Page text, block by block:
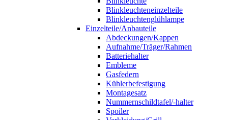
Blinkleuchteneinzelteile
Blinkleuchtenglühlampe
Einzelteile/Anbauteile
Abdeckungen/Kappen
Aufnahme/Träger/Rahmen
Batteriehalter
Embleme
Gasfedern
Kühlerbefestigung
Montagesatz
Nummernschildtafel/-halter
Spoiler